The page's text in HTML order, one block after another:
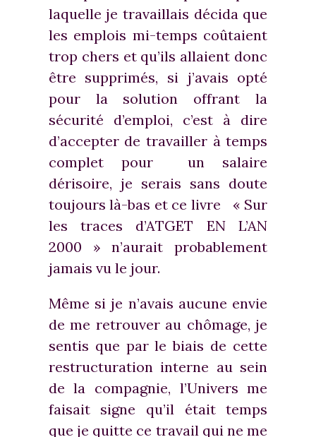
laquelle je travaillais décida que
les emplois mi-temps coûtaient
trop chers et qu’ils allaient donc
être supprimés, si j’avais opté
pour la solution offrant la
sécurité d’emploi, c’est à dire
d’accepter de travailler à temps
complet pour un salaire
dérisoire, je serais sans doute
toujours là-bas et ce livre « Sur
les traces d’ATGET EN L’AN
2000 » n’aurait probablement
jamais vu le jour.
Même si je n’avais aucune envie
de me retrouver au chômage, je
sentis que par le biais de cette
restructuration interne au sein
de la compagnie, l’Univers me
faisait signe qu’il était temps
que je quitte ce travail qui ne me